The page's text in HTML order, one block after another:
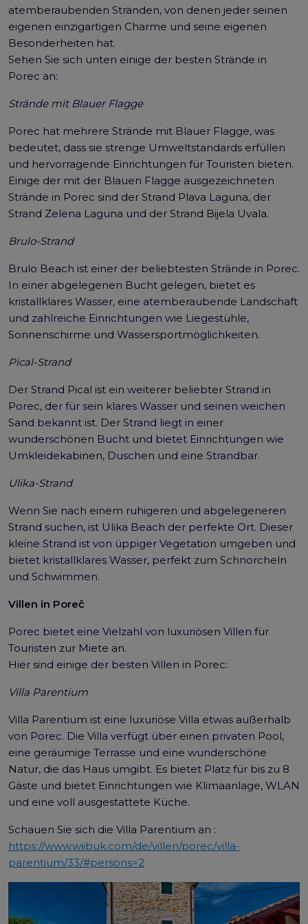
atemberaubenden Stränden, von denen jeder seinen
eigenen einzigartigen Charme und seine eigenen
Besonderheiten hat.
Sehen Sie sich unten einige der besten Strände in
Porec an:
Strände mit Blauer Flagge
Porec hat mehrere Strände mit Blauer Flagge, was
bedeutet, dass sie strenge Umweltstandards erfüllen
und hervorragende Einrichtungen für Touristen bieten.
Einige der mit der Blauen Flagge ausgezeichneten
Strände in Porec sind der Strand Plava Laguna, der
Strand Zelena Laguna und der Strand Bijela Uvala.
Brulo-Strand
Brulo Beach ist einer der beliebtesten Strände in Porec.
In einer abgelegenen Bucht gelegen, bietet es
kristallklares Wasser, eine atemberaubende Landschaft
und zahlreiche Einrichtungen wie Liegestühle,
Sonnenschirme und Wassersportmöglichkeiten.
Pical-Strand
Der Strand Pical ist ein weiterer beliebter Strand in
Porec, der für sein klares Wasser und seinen weichen
Sand bekannt ist. Der Strand liegt in einer
wunderschönen Bucht und bietet Einrichtungen wie
Umkleidekabinen, Duschen und eine Strandbar.
Ulika-Strand
Wenn Sie nach einem ruhigeren und abgelegeneren
Strand suchen, ist Ulika Beach der perfekte Ort. Dieser
kleine Strand ist von üppiger Vegetation umgeben und
bietet kristallklares Wasser, perfekt zum Schnorcheln
und Schwimmen.
Villen in Poreč
Porec bietet eine Vielzahl von luxuriösen Villen für
Touristen zur Miete an.
Hier sind einige der besten Villen in Porec:
Villa Parentium
Villa Parentium ist eine luxuriöse Villa etwas außerhalb
von Porec. Die Villa verfügt über einen privaten Pool,
eine geräumige Terrasse und eine wunderschöne
Natur, die das Haus umgibt. Es bietet Platz für bis zu 8
Gäste und bietet Einrichtungen wie Klimaanlage, WLAN
und eine voll ausgestattete Küche.
Schauen Sie sich die Villa Parentium an :
https://www.wiibuk.com/de/villen/porec/villa-
parentium/33/#persons=2